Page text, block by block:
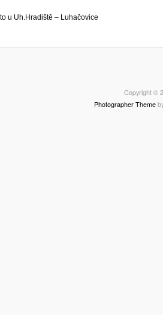
u Uh.Hradiště – Luhačovice
Copyright ©
Photographer Theme